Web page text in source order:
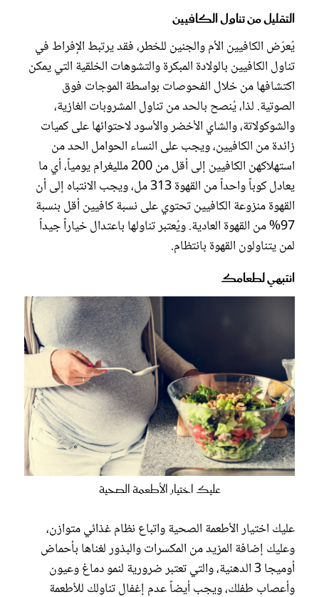
التقليل من تناول الكافيين
يُعرّض الكافيين الأم والجنين للخطر، فقد يرتبط الإفراط في
تناول الكافيين بالولادة المبكرة والتشوهات الخلقية التي يمكن
اكتشافها من خلال الفحوصات بواسطة الموجات فوق
الصوتية. لذا، يُنصح بالحد من تناول المشروبات الغازية،
والشوكولاتة، والشاي الأخضر والأسود لاحتوائها على كميات
زائدة من الكافيين، ويجب على النساء الحوامل الحد من
استهلاكهن الكافيين إلى أقل من 200 ملليغرام يومياً، أي ما
يعادل كوباً واحداً من القهوة 313 مل، ويجب الانتباه إلى أن
القهوة منزوعة الكافيين تحتوي على نسبة كافيين أقل بنسبة
97% من القهوة العادية. ويُعتبر تناولها باعتدال خياراً جيداً
لمن يتناولون القهوة بانتظام.
انتبهي لطعامك
عليك اختيار الأطعمة الصحية
عليك اختيار الأطعمة الصحية واتباع نظام غذائي متوازن،
وعليك إضافة المزيد من المكسرات والبذور لغناها بأحماض
أوميجا 3 الدهنية، والتي تعتبر ضرورية لنمو دماغ وعيون
وأعصاب طفلك، ويجب أيضاً عدم إغفال تناولك للأطعمة